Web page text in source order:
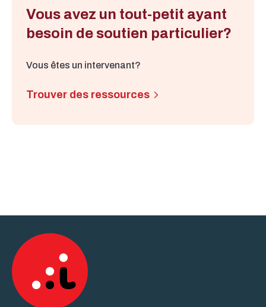
Vous avez un tout-petit ayant
besoin de soutien particulier?
Vous êtes un intervenant?
Trouver des ressources